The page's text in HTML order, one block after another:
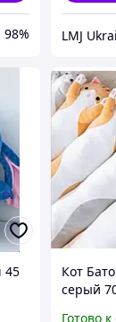
98% LMJ
45
Кот
серый
Готово